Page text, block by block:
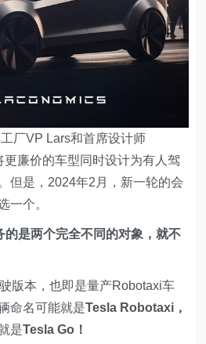
厂VP Lars和首席设计师
更廉价的车型同时设计为有人驾
但是，2024年2月，新一轮的会
一个。
是两个完全不同的对象，就不
版本，也即是量产Robotaxi车
命名可能就是Tesla Robotaxi，
是Tesla Go！